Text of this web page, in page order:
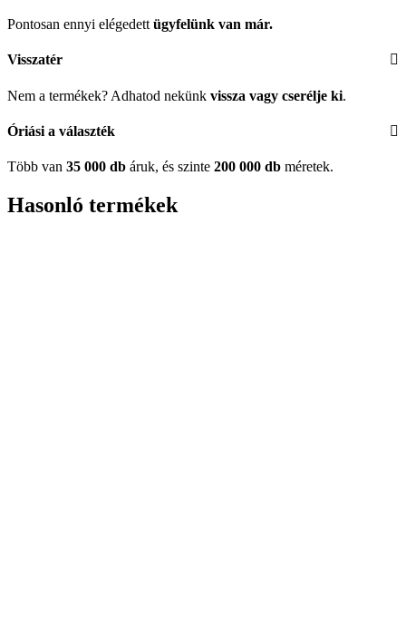
Pontosan ennyi elégedett ügyfelünk van már.
Visszatér
Nem a termékek? Adhatod nekünk vissza vagy cserélje ki.
Óriási a választék
Több van 35 000 db áruk, és szinte 200 000 db méretek.
Hasonló termékek